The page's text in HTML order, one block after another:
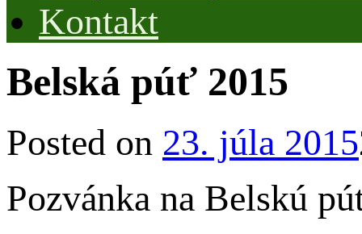
Kontakt
Belská púť 2015
Posted on 23. júla 2015
Pozvánka na Belskú